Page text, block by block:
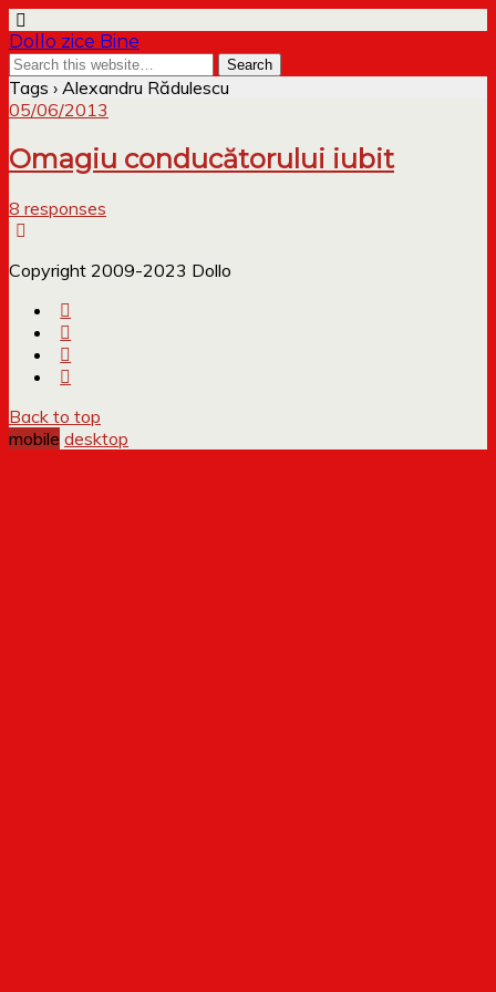
Dollo zice Bine
Tags › Alexandru Rădulescu
05/06/2013
Omagiu conducătorului iubit
8 responses
Copyright 2009-2023 Dollo
Back to top
mobile desktop